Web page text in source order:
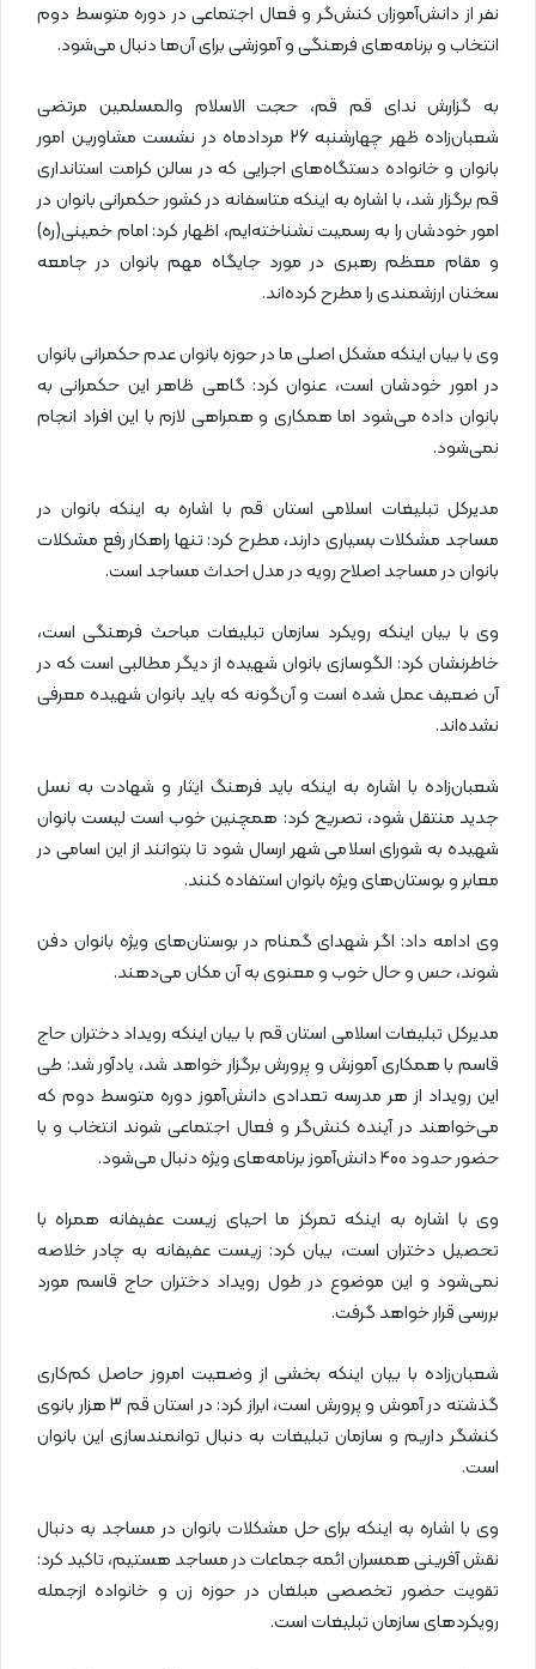
نفر از دانش‌آموزان کنش‌گر و فعال اجتماعی در دوره متوسط دوم
انتخاب و برنامه‌های فرهنگی و آموزشی برای آن‌ها دنبال می‌شود.
به گزارش ندای قم قم، حجت الاسلام والمسلمین مرتضی
شعبان‌زاده ظهر چهارشنبه 26 مردادماه در نشست مشاورین امور
بانوان و خانواده دستگاه‌های اجرایی که در سالن کرامت استانداری
قم برگزار شد، با اشاره به اینکه متاسفانه در کشور حکمرانی بانوان در
امور خودشان را به رسمیت نشناخته‌ایم، اظهار کرد: امام خمینی(ره)
و مقام معظم رهبری در مورد جایگاه مهم بانوان در جامعه
سخنان ارزشمندی را مطرح کرده‌اند.
وی با بیان اینکه مشکل اصلی ما در حوزه بانوان عدم حکمرانی بانوان
در امور خودشان است، عنوان کرد: گاهی ظاهر این حکمرانی به
بانوان داده‌ می‌شود اما همکاری و همراهی لازم با این افراد انجام
نمی‌شود.
مدیرکل تبلیغات اسلامی استان قم با اشاره به اینکه بانوان در
مساجد مشکلات بسیاری دارند، مطرح کرد: تنها راهکار رفع مشکلات
بانوان در مساجد اصلاح رویه در مدل احداث مساجد است.
وی با بیان اینکه رویکرد سازمان تبلیغات مباحث فرهنگی است،
خاطرنشان کرد: الگوسازی بانوان شهیده از دیگر مطالبی است که در
آن ضعیف عمل شده است و آن‌گونه که باید بانوان شهیده معرفی
نشده‌اند.
شعبان‌زاده با اشاره به اینکه باید فرهنگ ایثار و شهادت به نسل
جدید منتقل شود، تصریح کرد: همچنین خوب است لیست بانوان
شهیده به شورای اسلامی شهر ارسال شود تا بتوانند از این اسامی در
معابر و بوستان‌های ویژه بانوان استفاده کنند.
وی ادامه داد: اگر شهدای گمنام در بوستان‌های ویژه بانوان دفن
شوند، حس و حال خوب و معنوی به آن مکان می‌دهند.
مدیرکل تبلیغات اسلامی استان قم با بیان اینکه رویداد دختران حاج
قاسم با همکاری آموزش و پرورش برگزار خواهد شد، یادآور شد: طی
این رویداد از هر مدرسه تعدادی دانش‌آموز دوره متوسط دوم که
می‌خواهند در آینده کنش‌گر و فعال اجتماعی شوند انتخاب و با
حضور حدود 400 دانش‌آموز برنامه‌های ویژه دنبال می‌شود.
وی با اشاره به اینکه تمرکز ما احیای زیست عفیفانه همراه با
تحصیل دختران است، بیان کرد: زیست عفیفانه به چادر خلاصه
نمی‌شود و این موضوع در طول رویداد دختران حاج قاسم مورد
بررسی قرار خواهد گرفت.
شعبان‌زاده با بیان اینکه بخشی از وضعیت امروز حاصل کم‌کاری
گذشته در آموش و پرورش است، ابراز کرد: در استان قم 3 هزار بانوی
کنشگر داریم و سازمان تبلیغات به دنبال توانمندسازی این بانوان
است.
وی با اشاره به اینکه برای حل مشکلات بانوان در مساجد به دنبال
نقش آفرینی همسران ائمه جماعات در مساجد هستیم، تاکید کرد:
تقویت حضور تخصصی مبلغان در حوزه زن و خانواده ازجمله
رویکردهای سازمان تبلیغات است.